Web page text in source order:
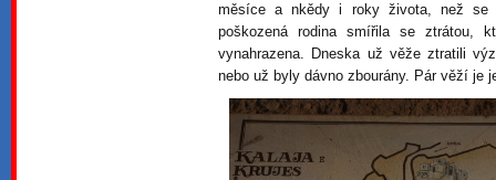
měsíce a nkědy i roky života, než se
poškozená rodina smířila se ztrátou,
vynahrazena. Dneska už věže ztratili
nebo už byly dávno zbourány. Pár věží je